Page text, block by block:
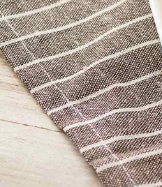
Crème Fouettée
Yogourt